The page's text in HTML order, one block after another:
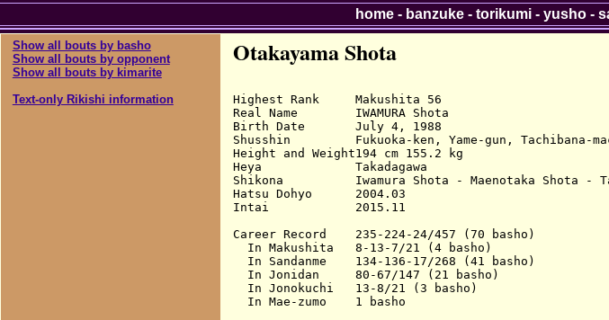
Show all bouts by basho
Show all bouts by opponent
Show all bouts by kimarite
Text-only Rikishi information
Otakayama Shota
Highest Rank     Makushita 56
Real Name        IWAMURA Shota
Birth Date       July 4, 1988
Shusshin         Fukuoka-ken, Yame-gun, Tachibana-
Height and Weight194 cm 155.2 kg
Heya             Takadagawa
Shikona          Iwamura Shota - Maenotaka Shota -
Hatsu Dohyo      2004.03
Intai            2015.11
Career Record    235-224-24/457 (70 basho)
  In Makushita   8-13-7/21 (4 basho)
  In Sandanme    134-136-17/268 (41 basho)
  In Jonidan     80-67/147 (21 basho)
  In Jonokuchi   13-8/21 (3 basho)
  In Mae-zumo    1 basho
home- banzuke- torikumi- yusho-